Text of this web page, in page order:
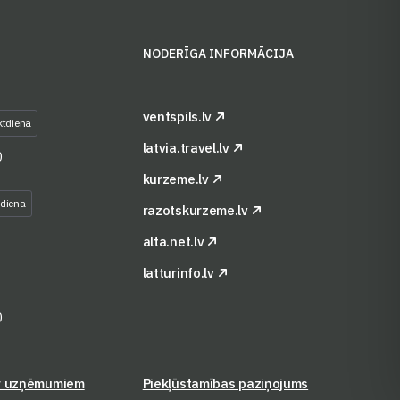
NODERĪGA INFORMĀCIJA
ventspils.lv
latvia.travel.lv
kurzeme.lv
razotskurzeme.lv
alta.net.lv
latturinfo.lv
Piekļūstamības paziņojums